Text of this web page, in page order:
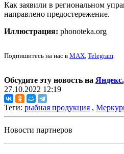
Как заявили в региональном
направлено предостережение.
Иллюстрация: phonoteka.org
Подпишитесь на нас в MAX, Telegram.
Обсудите эту новость на
27.10.2022 12:19
Теги: рыбная продукция ,
Новости партнеров